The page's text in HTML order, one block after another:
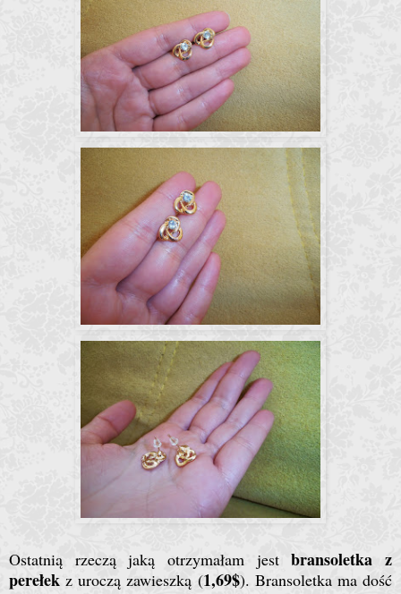
Ostatnią rzeczą jaką otrzymałam jestbransoletka z
perełek z uroczą zawieszką (1,69$). Bransoletka ma dość